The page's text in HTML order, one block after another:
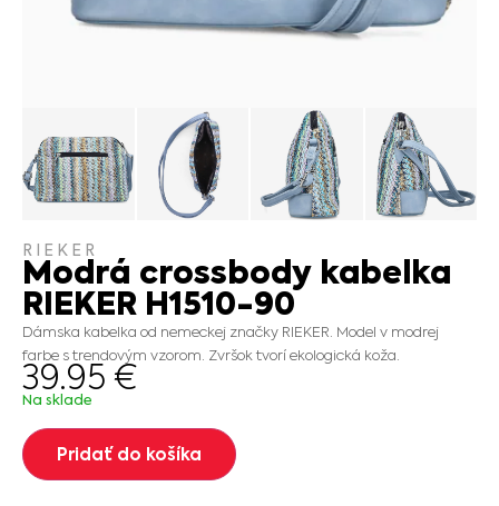
RIEKER
Modrá crossbody kabelka
RIEKER H1510-90
Dámska kabelka od nemeckej značky RIEKER. Model v modrej
farbe s trendovým vzorom. Zvršok tvorí ekologická koža.
39.95 €
Na sklade
Pridať do košíka